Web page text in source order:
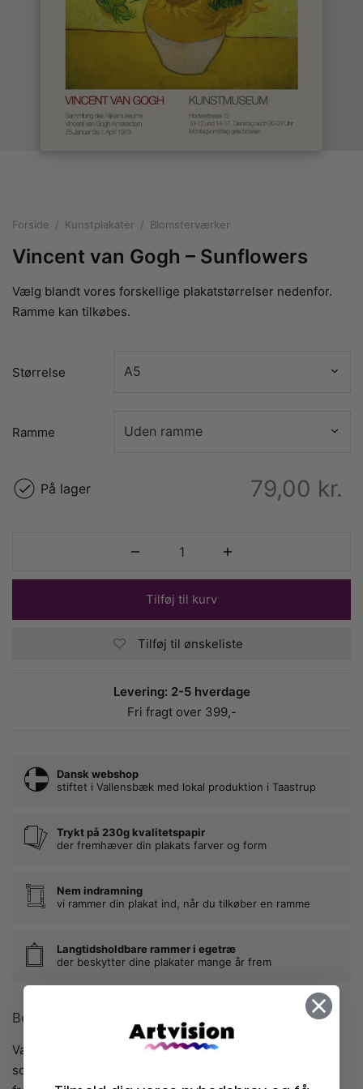
Forside / Kunstplakater / Blomsterværker
Vincent van Gogh – Sunflowers
Vælg blandt vores forskellige plakatstørrelser nedenfor.
Ramme kan tilkøbes.
Størrelse
Ramme
79,00 kr.
På lager
Tilføj til kurv
Tilføj til ønskeliste
Levering: 2-5 hverdage
Fri fragt over 399,-
Dansk webshop
stiftet i Vallensbæk med lokal produktion i Taastrup
Trykt på 230g kvalitetspapir
der fremhæver din plakats farver og form
Nem indramning
vi rammer din plakat ind, når du tilkøber en ramme
Langtidsholdbare rammer i egetræ
der beskytter dine plakater mange år frem
Beskrivelse
Van Gogh plakat med hans smukke maleri af en buket
solsikker i en gul og hvid vase. Plakatens baggrund
til sommerhuset